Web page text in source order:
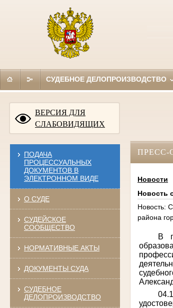
СУДЕБНОЕ ДЕЛОПРОИЗВОДСТВО
ВЕРСИЯ ДЛЯ
СЛАБОВИДЯЩИХ
ПОДАЧА
ПРОЦЕССУАЛЬНЫХ
ДОКУМЕНТОВ В
ЭЛЕКТРОННОМ ВИДЕ
О СУДЕ
СУДЕЙСКОЕ
СООБЩЕСТВО
НОРМАТИВНЫЕ АКТЫ
ДОКУМЕНТЫ СУДА
СУДЕБНОЕ
ДЕЛОПРОИЗВОДСТВО
ПРЕСС-
Новости
Новость
Новость:
района
В